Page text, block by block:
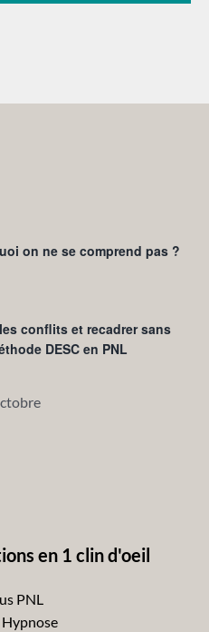
on ne se comprend pas ?
conflits et recadrer sans
DESC en PNL
en 1 clin d'oeil
PNL